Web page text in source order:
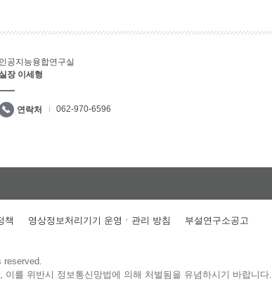
인공지능융합연구실
장 이세형
연락처 062-970-6596
책 영상정보처리기기 운영ㆍ관리 방침 부설연구소공고
reserved.
를 위반시 정보통신망법에 의해 처벌됨을 유념하시기 바랍니다.